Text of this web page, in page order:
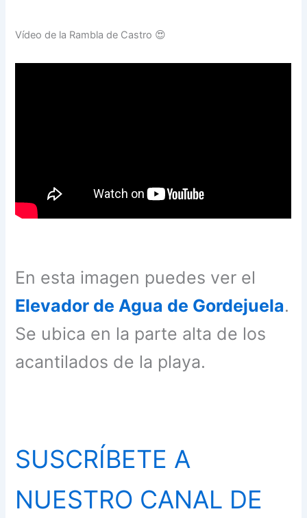
Vídeo de la Rambla de Castro 😍
En esta imagen puedes ver el
Elevador de Agua de Gordejuela.
Se ubica en la parte alta de los
acantilados de la playa.
SUSCRÍBETE A
NUESTRO CANAL DE